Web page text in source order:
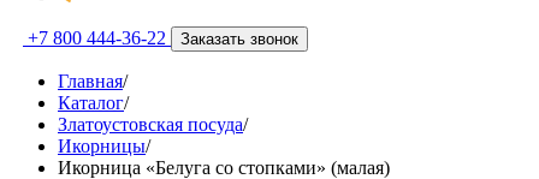
+7 800 444-36-22 Заказать звонок
Главная/
Каталог/
Златоустовская посуда/
Икорницы/
Икорница «Белуга со стопками» (малая)